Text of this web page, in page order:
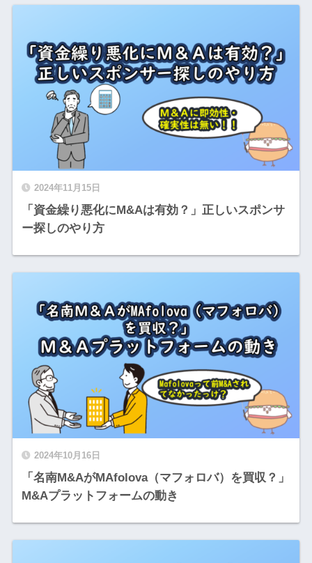
2024年11月15日
「資金繰り悪化にM&Aは有効？」正しいスポンサ
ー探しのやり方
2024年10月16日
「名南M&AがMAfolova（マフォロバ）を買収？」
M&Aプラットフォームの動き